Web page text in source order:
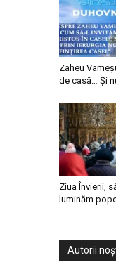
Zaheu
de casă… Și
Ziua Învierii,
luminăm
Autorii